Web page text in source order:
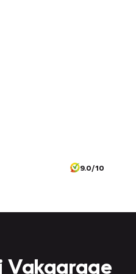
9.0/10
Vakgarage